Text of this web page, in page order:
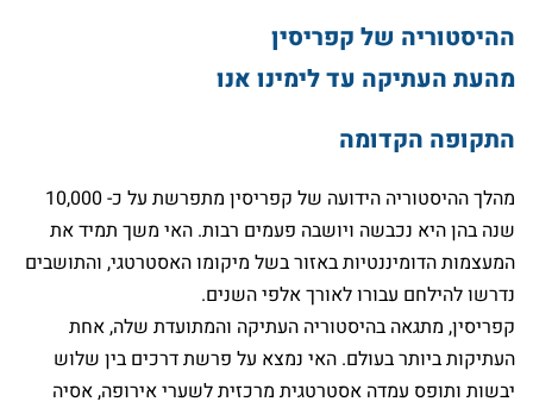
ההיסטוריה של קפריסין
מהעת העתיקה עד לימינו אנו
התקופה הקדומה
מהלך ההיסטוריה הידועה של קפריסין מתפרשת על כ- 10,000
שנה בהן היא נכבשה ויושבה פעמים רבות. האי משך תמיד את
המעצמות הדומיננטיות באזור בשל מיקומו האסטרטגי, והתושבים
נדרשו להילחם עבורו לאורך אלפי השנים.
קפריסין, מתגאה בהיסטוריה העתיקה והמתועדת שלה, אחת
העתיקות ביותר בעולם. האי נמצא על פרשת דרכים בין שלוש
יבשות ותופס עמדה אסטרטגית מרכזית לשערי אירופה, אסיה